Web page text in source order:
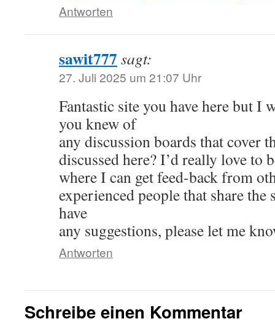
Antworten
sawit777 sagt:
27. Juli 2025 um 21:07 Uhr
Fantastic site you have here but I
you knew of
any discussion boards that cover
discussed here? I’d really love to
where I can get feed-back from
experienced people that share
have
any suggestions, please let me
Antworten
Schreibe einen Kommentar